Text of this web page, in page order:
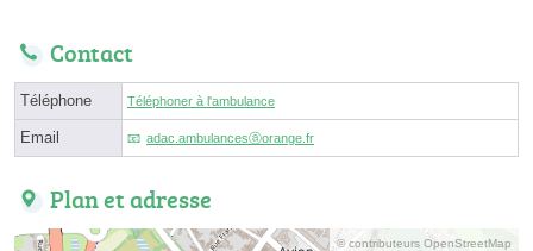
Contact
Téléphone Téléphoner à l'ambulance
Email adac.ambulancesⓐorange.fr
Plan et adresse
© contributeurs OpenStreetMap